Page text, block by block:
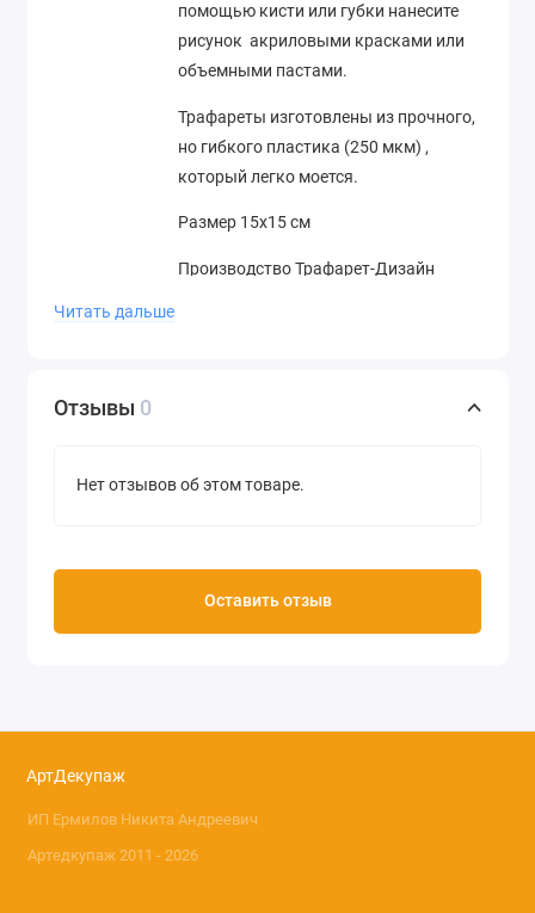
помощью кисти или губки нанесите
рисунок акриловыми красками или
объемными пастами.
Трафареты изготовлены из прочного,
но гибкого пластика (250 мкм) ,
который легко моется.
Размер 15х15 см
Производство Трафарет-Дизайн
Читать дальше
Отзывы 0
Нет отзывов об этом товаре.
Оставить отзыв
АртДекупаж
ИП Ермилов Никита Андреевич
Артедкупаж 2011 - 2026